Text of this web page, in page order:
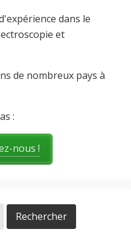
dans le
et
de nombreux pays à
:
nous !